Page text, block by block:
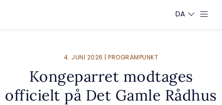
DA
4. JUNI 2026 | PROGRAMPUNKT
Kongeparret modtages
officielt på Det Gamle Rådhus